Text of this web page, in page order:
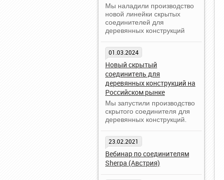
Мы наладили производство
новой линейки скрытых
соединителей для
деревянных конструкций
01.03.2024
Новый скрытый
соединитель для
деревянных конструкций на
Российском рынке
Мы запустили производство
скрытого соединителя для
деревянных конструкций.
23.02.2021
Вебинар по соединителям
Sherpa (Австрия)